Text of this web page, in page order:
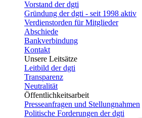
Vorstand der dgti
Gründung der dgti - seit 1998 aktiv
Verdienstorden für Mitglieder
Abschiede
Bankverbindung
Kontakt
Unsere Leitsätze
Leitbild der dgti
Transparenz
Neutralität
Öffentlichkeitsarbeit
Presseanfragen und Stellungnahmen
Politische Forderungen der dgti